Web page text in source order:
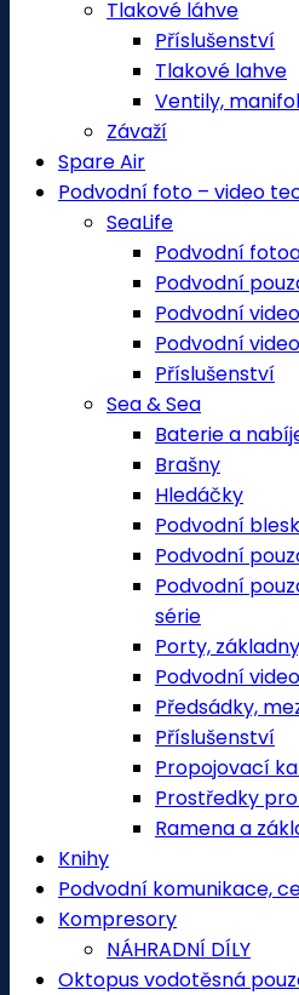
Tlakové láhve
Příslušenství
Tlakové lahve
Ventily,
Závaží
Spare Air
Podvodní foto – video
SeaLife
Podvodní
Podvodní
Podvodní
Podvodní
Příslušenství
Sea & Sea
Baterie a
Brašny
Hledáčky
Podvodní
Podvodní
Podvodní
série
Porty,
Podvodní
Předsádky,
Příslušenství
Propojovací
Prostředky
Ramena a
Knihy
Podvodní komunikace,
Kompresory
NÁHRADNÍ DÍLY
Oktopus vodotěsná